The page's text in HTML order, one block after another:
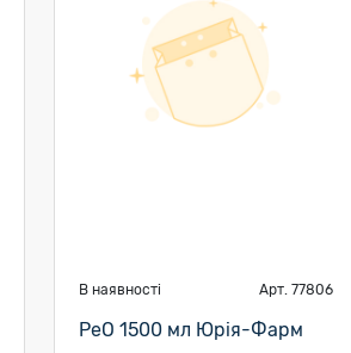
В наявності Арт. 77806
РеО 1500 мл Юрія-Фарм